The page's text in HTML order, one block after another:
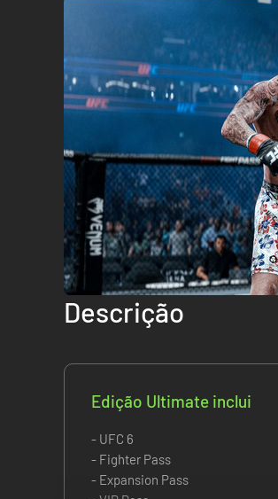
Descrição
Edição Ultimate inclui
- UFC 6
- Fighter Pass
- Expansion Pass